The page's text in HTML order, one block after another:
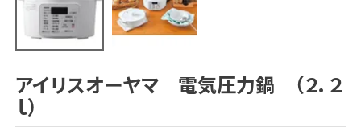
アイリスオーヤマ 電気圧力鍋 （２．２
ｌ）